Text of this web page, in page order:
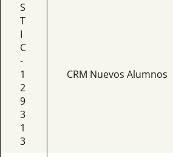
S
T
I
C
-
1
2
9
3
1
3
CRM Nuevos Alumnos